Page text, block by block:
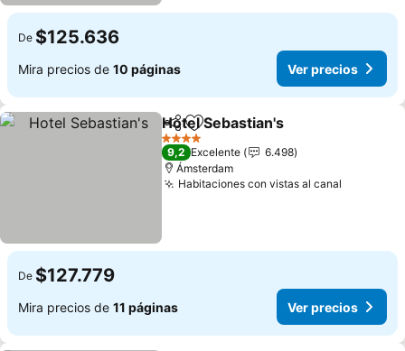
De $125.636
Mira precios de 10 páginas Ver precios
CompartirAgregar a favoritos
Hotel Sebastian's
4 Estrellas
9,2 Excelente
6.498
Ámsterdam
Habitaciones con vistas al canal
De $127.779
Mira precios de 11 páginas Ver precios